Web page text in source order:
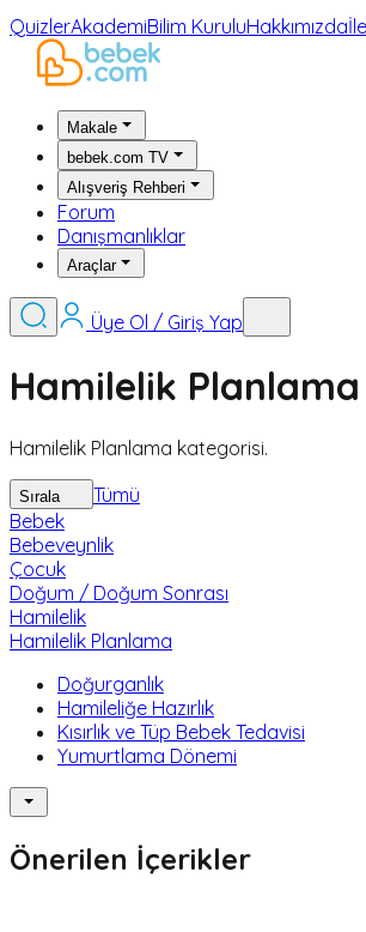
QuizlerAkademiBilim KuruluHakkımızda
Makale
bebek.com TV
Alışveriş Rehberi
Forum
Danışmanlıklar
Araçlar
Üye Ol / Giriş Yap
Hamilelik Planlama
Hamilelik Planlama kategorisi.
Sırala
Tümü
Bebek
Bebeveynlik
Çocuk
Doğum / Doğum Sonrası
Hamilelik
Hamilelik Planlama
Doğurganlık
Hamileliğe Hazırlık
Kısırlık ve Tüp Bebek Tedavisi
Yumurtlama Dönemi
Önerilen İçerikler